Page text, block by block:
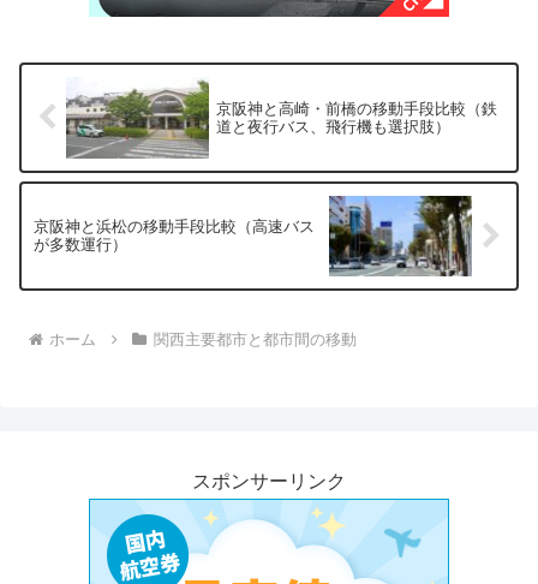
京阪神と高崎・前橋の移動手段比較（鉄
道と夜行バス、飛行機も選択肢）
京阪神と浜松の移動手段比較（高速バス
が多数運行）
ホーム 関西主要都市と都市間の移動
スポンサーリンク